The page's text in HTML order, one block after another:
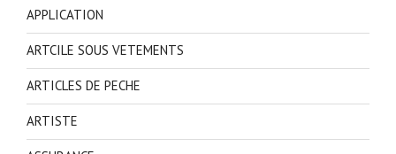
APPLICATION
ARTCILE SOUS VETEMENTS
ARTICLES DE PECHE
ARTISTE